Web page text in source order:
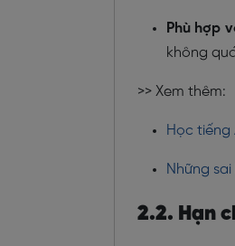
Phù hợp
không
>> Xem thêm:
Học tiếng
Những
2.2. Hạn